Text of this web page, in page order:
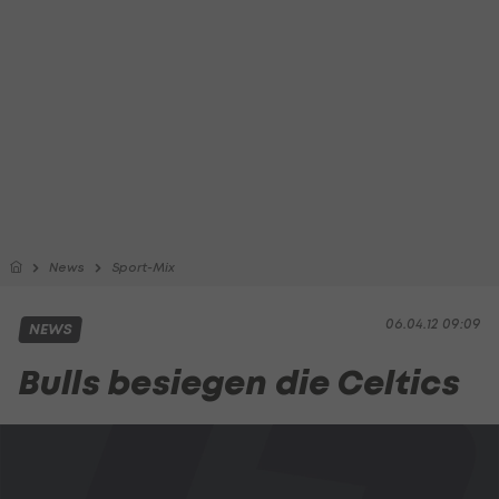
News Sport-Mix
06.04.12 09:09
NEWS
Bulls besiegen die Celtics